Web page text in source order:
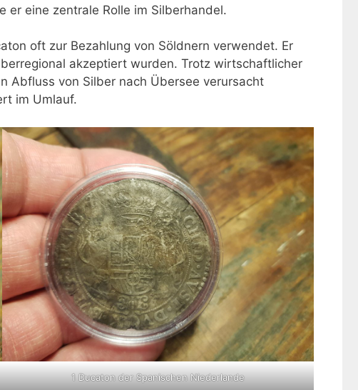
er eine zentrale Rolle im Silberhandel.
oft zur Bezahlung von Söldnern verwendet. Er
akzeptiert wurden. Trotz wirtschaftlicher
Abfluss von Silber nach Übersee verursacht
im Umlauf.
1 Ducaton der Spanischen Niederlande